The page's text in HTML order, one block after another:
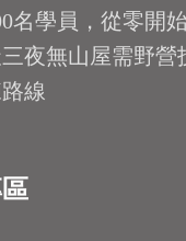
名學員，從零開
夜無山屋需野營
線